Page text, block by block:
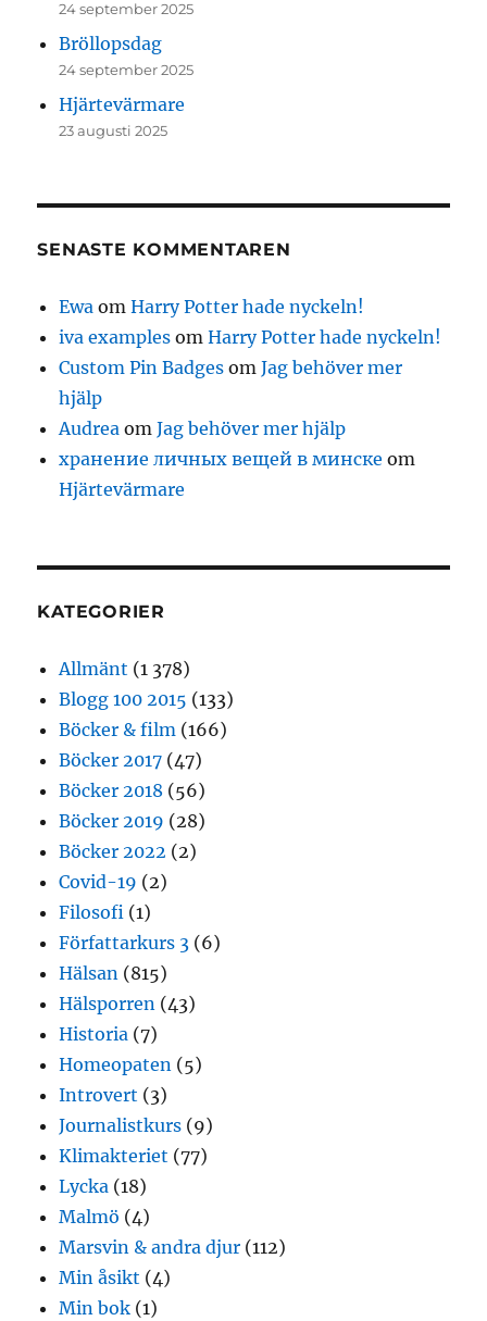
24 september 2025
Bröllopsdag
24 september 2025
Hjärtevärmare
23 augusti 2025
SENASTE KOMMENTAREN
Ewa omHarry Potter hade nyckeln!
iva examples omHarry Potter hade nyckeln!
Custom Pin Badges omJag behöver mer
hjälp
Audrea omJag behöver mer hjälp
хранение личных вещей в минске om
Hjärtevärmare
KATEGORIER
Allmänt (1 378)
Blogg 100 2015 (133)
Böcker & film (166)
Böcker 2017 (47)
Böcker 2018 (56)
Böcker 2019 (28)
Böcker 2022 (2)
Covid-19 (2)
Filosofi (1)
Författarkurs 3 (6)
Hälsan (815)
Hälsporren (43)
Historia (7)
Homeopaten (5)
Introvert (3)
Journalistkurs (9)
Klimakteriet (77)
Lycka (18)
Malmö (4)
Marsvin & andra djur (112)
Min åsikt (4)
Min bok (1)